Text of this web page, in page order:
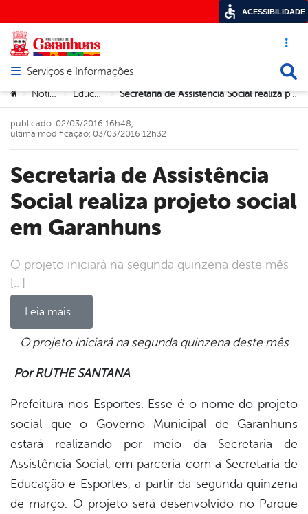
Acesso
Abrir menu principal de navegação
Serviços e Informações
Você está aqui:
> Notícias > Educação > Secretaria de Assistência Social realiza projeto social em Garanhuns
Secretaria de Assistência
Social realiza projeto social
em Garanhuns
O projeto iniciará na segunda quinzena deste mês
[…]
Leia mais…
publicado: 02/03/2016 16h48,
última modificação: 03/03/2016 12h32
O projeto iniciará na segunda quinzena deste mês
Por RUTHE SANTANA
Prefeitura nos Esportes. Esse é o nome do projeto
social que o Governo Municipal de Garanhuns
estará realizando por meio da Secretaria de
Assistência Social, em parceria com a Secretaria de
Educação e Esportes, a partir da segunda quinzena
de março. O projeto será desenvolvido no Parque
ACESSIBILIDADE